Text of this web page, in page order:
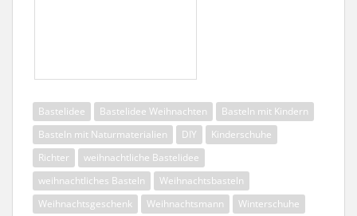
Bastelidee Bastelidee Weihnachten
Basteln mit Kindern
Basteln mit Naturmaterialien
DIY
Kinderschuhe
Richter
weihnachtliche Bastelidee
weihnachtliches Basteln
Weihnachtsbasteln
Weihnachtsgeschenk
Weihnachtsmann
Winterschuhe